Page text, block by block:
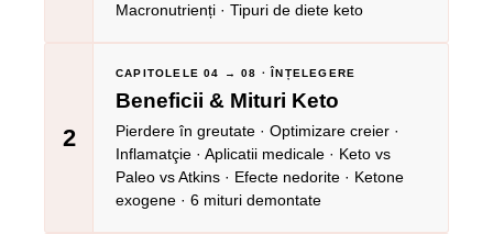
Macronutrienți · Tipuri de diete keto
2
CAPITOLELE 04 → 08 · ÎNȚELEGERE
Beneficii & Mituri Keto
Pierdere în greutate · Optimizare creier ·
Inflamatçie · Aplicatii medicale · Keto vs
Paleo vs Atkins · Efecte nedorite · Ketone
exogene · 6 mituri demontate